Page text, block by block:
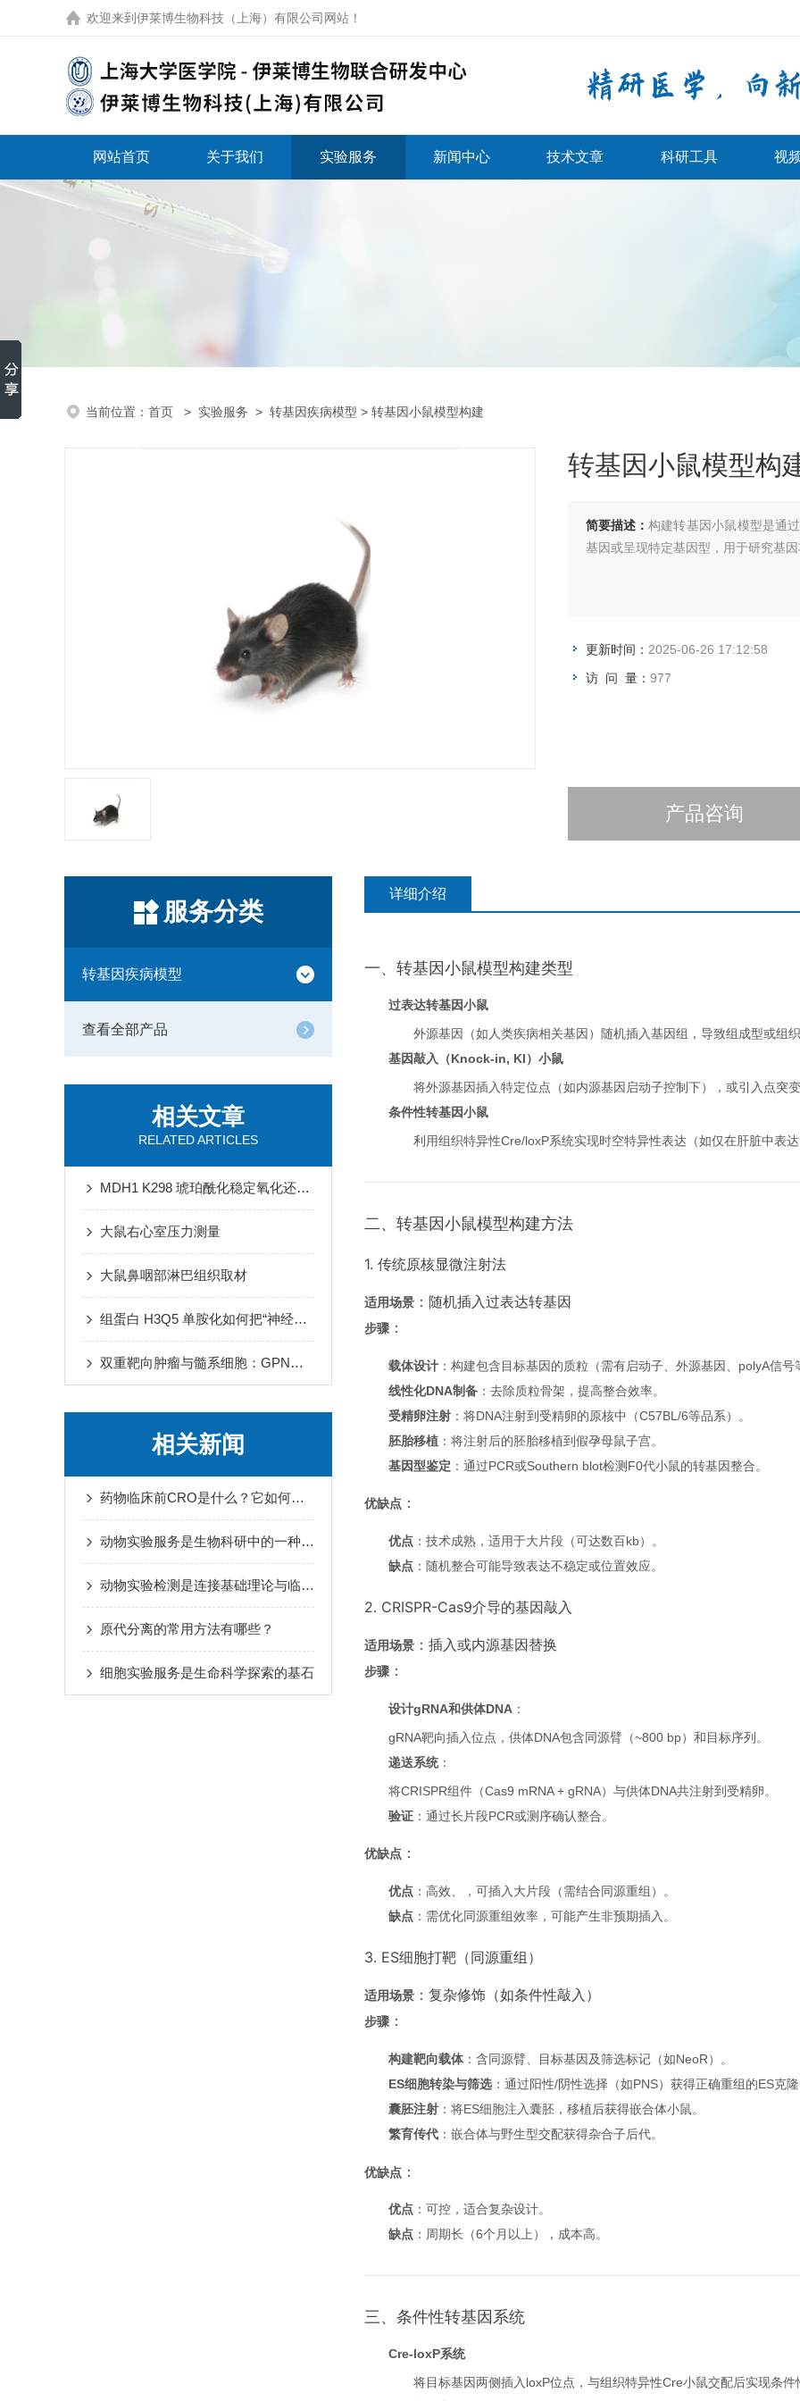
欢迎来到 伊莱博生物科技（上海）有限公司网站 ！
网站首页 关于我们 实验服务 新闻中心 技术文章 科研工具 视
当前位置： 首页 > 实验服务 > 转基因疾病模型 > 转基因小鼠模型构建
转基因小鼠模型构
简要描述： 构建转基因小鼠模型是通
基因或呈现特定基因型，用于研究基
更新时间： 2025-06-26 17:12:58
访 问 量： 977
产品咨询
服务分类
转基因疾病模型
查看全部产品
相关文章
RELATED ARTICLES
MDH1 K298 琥珀酰化稳定氧化还原稳态对抗缺血再灌注损伤心肌铁死亡
大鼠右心室压力测量
大鼠鼻咽部淋巴组织取材
组蛋白 H3Q5 单胺化如何把“神经递质波动”转译为“染色质节律”
双重靶向肿瘤与髓系细胞：GPNMB CAR-T 细胞重塑免疫微环境
相关新闻
药物临床前CRO是什么？它如何帮助新药从实验室走向人体试验？
动物实验服务是生物科研中的一种重要工作方式
动物实验检测是连接基础理论与临床应用的重要桥梁
原代分离的常用方法有哪些？
细胞实验服务是生命科学探索的基石
详细介绍
一、转基因小鼠模型构建类型
过表达转基因小鼠
外源基因（如人类疾病相关基因）随机插入基因组，导致组成型或组
基因敲入（Knock-in, KI）小鼠
将外源基因插入特定位点（如内源基因启动子控制下），或引入点突
条件性转基因小鼠
利用组织特异性Cre/loxP系统实现时空特异性表达（如仅在肝脏中表
二、转基因小鼠模型构建方法
1. 传统原核显微注射法
适用场景 ：随机插入过表达转基因
步骤 ：
载体设计 ：构建包含目标基因的质粒（需有启动子、外源基因、polyA信号
线性化DNA制备 ：去除质粒骨架，提高整合效率。
受精卵注射 ：将DNA注射到受精卵的原核中（C57BL/6等品系）。
胚胎移植 ：将注射后的胚胎移植到假孕母鼠子宫。
基因型鉴定 ：通过PCR或Southern blot检测F0代小鼠的转基因整合。
优缺点 ：
优点 ：技术成熟，适用于大片段（可达数百kb）。
缺点 ：随机整合可能导致表达不稳定或位置效应。
2. CRISPR-Cas9介导的基因敲入
适用场景 ：插入或内源基因替换
步骤 ：
设计gRNA和供体DNA ：
gRNA靶向插入位点，供体DNA包含同源臂（~800 bp）和目标序列。
递送系统：
将CRISPR组件（Cas9 mRNA + gRNA）与供体DNA共注射到受精卵。
验证 ：通过长片段PCR或测序确认整合。
优缺点 ：
优点 ：高效、，可插入大片段（需结合同源重组）。
缺点 ：需优化同源重组效率，可能产生非预期插入。
3. ES细胞打靶（同源重组）
适用场景 ：复杂修饰（如条件性敲入）
步骤 ：
构建靶向载体：含同源臂、目标基因及筛选标记（如NeoR）。
ES细胞转染与筛选：通过阳性/阴性选择（如PNS）获得正确重组的ES克
囊胚注射 ：将ES细胞注入囊胚，移植后获得嵌合体小鼠。
繁育传代 ：嵌合体与野生型交配获得杂合子后代。
优缺点 ：
优点 ：可控，适合复杂设计。
缺点 ：周期长（6个月以上），成本高。
三、条件性转基因系统
Cre-loxP系统
将目标基因两侧插入loxP位点，与组织特异性Cre小鼠交配后实现条件